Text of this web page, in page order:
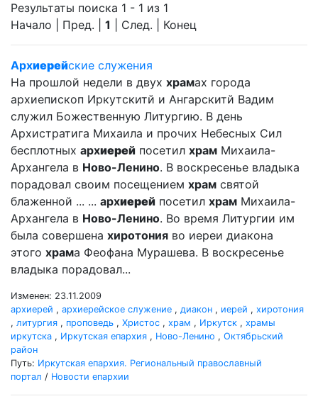
Результаты поиска 1 - 1 из 1
Начало | Пред. | 1 | След. | Конец
Архиерейские служения
На прошлой недели в двух храмах города
архиепископ Иркутскитй и Ангарскитй Вадим
служил Божественную Литургию. В день
Архистратига Михаила и прочих Небесных Сил
бесплотных архиерей посетил храм Михаила-
Архангела в Ново-Ленино. В воскресенье владыка
порадовал своим посещением храм святой
блаженной ... ... архиерей посетил храм Михаила-
Архангела в Ново-Ленино. Во время Литургии им
была совершена хиротония во иереи диакона
этого храма Феофана Мурашева. В воскресенье
владыка порадовал...
Изменен: 23.11.2009
архиерей , архиерейское служение , диакон , иерей , хиротония
, литургия , проповедь , Христос , храм , Иркутск , храмы
иркутска , Иркутская епархия , Ново-Ленино , Октябрьский
район
Путь: Иркутская епархия. Региональный православный
портал / Новости епархии